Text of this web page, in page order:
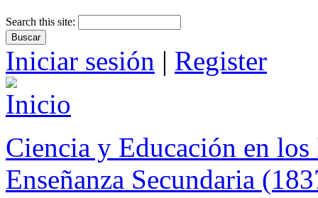
Search this site:
Iniciar sesión | Register
Ciencia y Educación en
Enseñanza Secundaria